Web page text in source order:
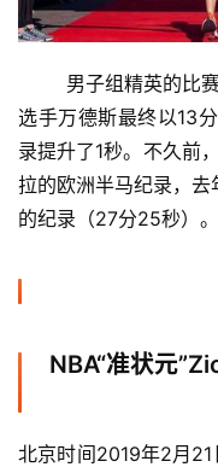
选手万德斯最终以13
录提升了1秒。不久前
拉的欧洲半马纪录，去
的纪录（27分25秒）。
NBA“准状元
北京时间2019年2月